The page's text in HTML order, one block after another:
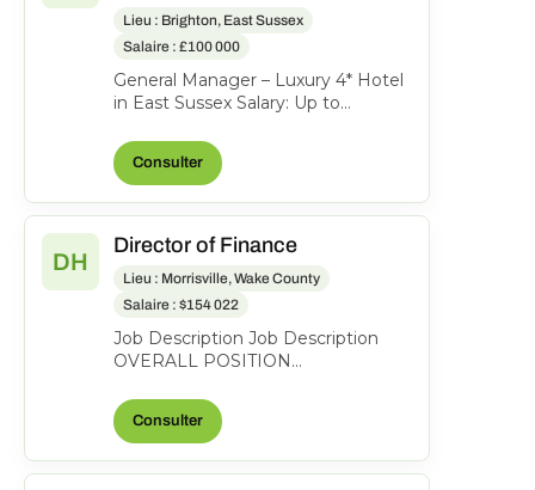
Lieu : Brighton, East Sussex
Salaire : £100 000
General Manager – Luxury 4* Hotel
in East Sussex Salary: Up to
opportunity has arisen for...
Consulter
DH
Director of Finance
Lieu : Morrisville, Wake County
Salaire : $154 022
Job Description Job Description
OVERALL POSITION
Finance serves as a strategic
business...
Consulter